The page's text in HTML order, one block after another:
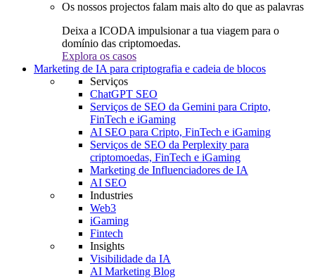
Os nossos projectos falam mais alto do que as palavras
Deixa a ICODA impulsionar a tua viagem para o
domínio das criptomoedas.
Explora os casos
Marketing de IA para criptografia e cadeia de blocos
Serviços
ChatGPT SEO
Serviços de SEO da Gemini para Cripto,
FinTech e iGaming
AI SEO para Cripto, FinTech e iGaming
Serviços de SEO da Perplexity para
criptomoedas, FinTech e iGaming
Marketing de Influenciadores de IA
AI SEO
Industries
Web3
iGaming
Fintech
Insights
Visibilidade da IA
AI Marketing Blog